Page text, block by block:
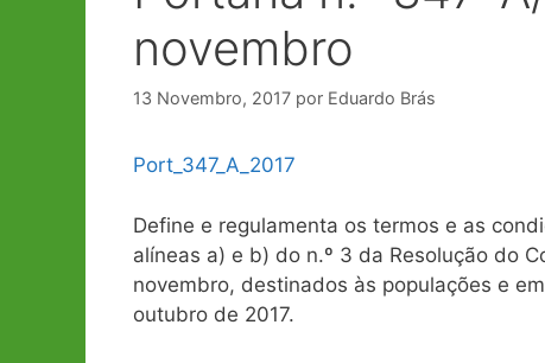
novembro
13 Novembro, 2017 por Eduardo Brás
Port_347_A_2017
Define e regulamenta os termos e as
alíneas a) e b) do n.º 3 da Resolução do
novembro, destinados às populações e
outubro de 2017.